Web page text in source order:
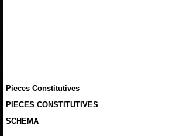
Pieces Constitutives
PIECES CONSTITUTIVES
SCHEMA